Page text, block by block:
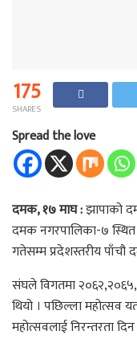
175
SHARES
Spread the love
दमक, १७ माघ :झापाको
दमक नगरपालिका-७ स्थित
गतेसम्म प्रदेशस्तरीय
संघले विगतमा
थियो । पछिल्ला
महोत्सवलाई निरन्तरता